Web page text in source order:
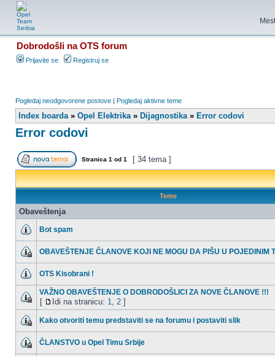
Dobrodošli na OTS forum
Prijavite se Registruj se
Pogledaj neodgovorene postove | Pogledaj aktivne teme
Index boarda» Opel Elektrika» Dijagnostika» Error codovi
Error codovi
Stranica 1 od 1 [ 34 tema ]
Teme
Obaveštenja
Bot spam
OBAVEŠTENJE ČLANOVE KOJI NE MOGU DA PIŠU U POJEDINIM
OTS Kisobrani !
VAŽNO OBAVEŠTENJE O DOBRODOŠLICI ZA NOVE ČLANOVE !!!
[ Idi na stranicu: 1, 2 ]
Kako otvoriti temu predstaviti se na forumu i postaviti slik
ČLANSTVO u Opel Timu Srbije